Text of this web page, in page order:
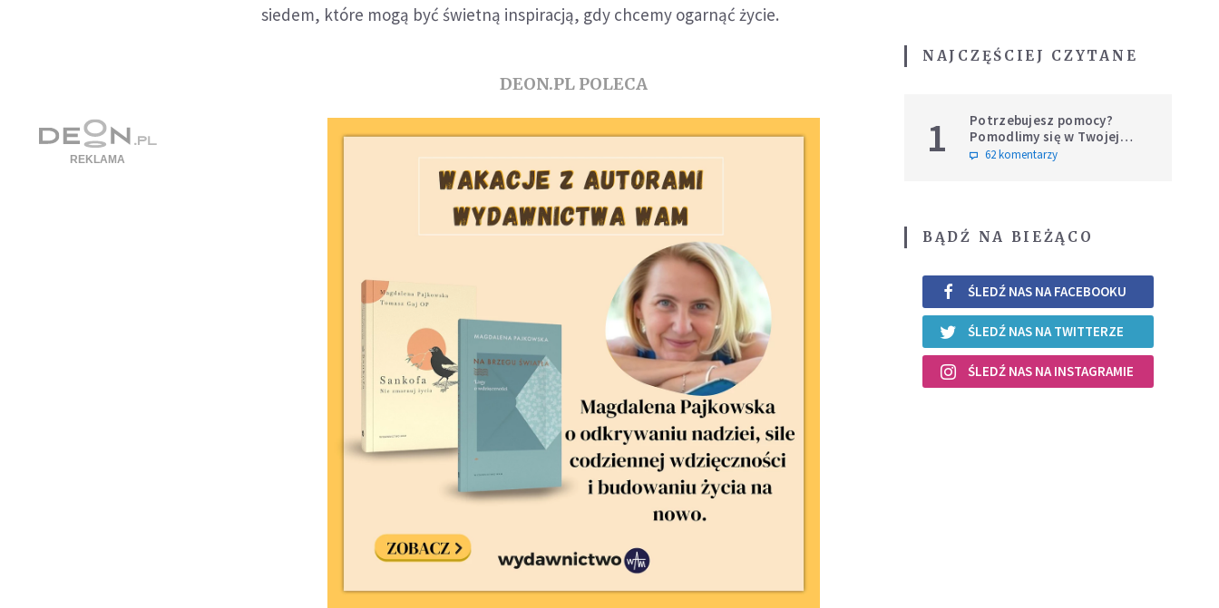
siedem, które mogą być świetną inspiracją, gdy chcemy ogarnąć życie.
DEON.PL POLECA
NAJCZĘŚCIEJ CZYTANE
1
Potrzebujesz pomocy?
Pomodlimy się w Twojej
intencji
62 komentarzy
BĄDŹ NA BIEŻĄCO
ŚLEDŹ NAS NA FACEBOOKU
ŚLEDŹ NAS NA TWITTERZE
ŚLEDŹ NAS NA INSTAGRAMIE